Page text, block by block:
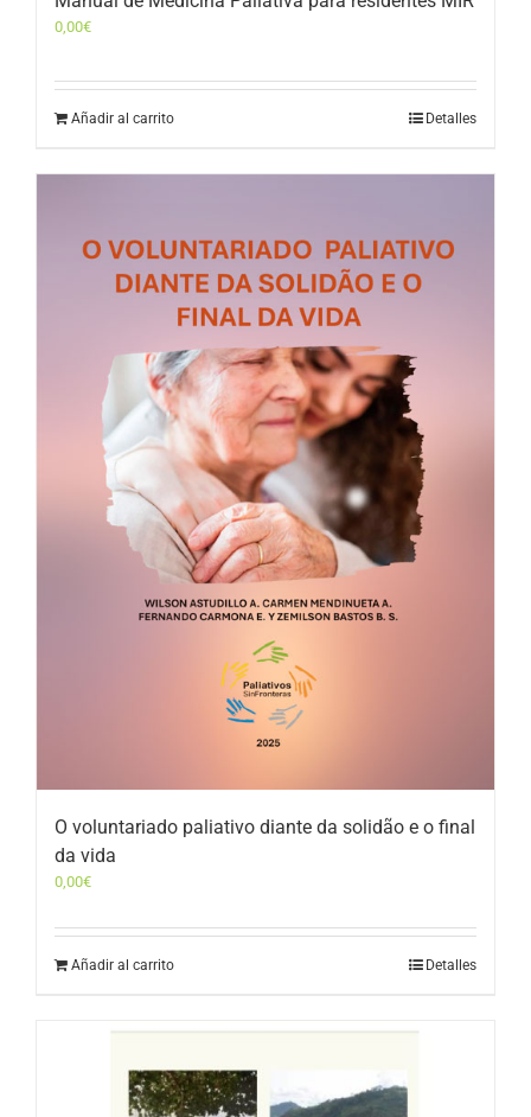
0,00€
Añadir al carrito Detalles
O voluntariado paliativo diante da solidão e o final
da vida
0,00€
Añadir al carrito Detalles